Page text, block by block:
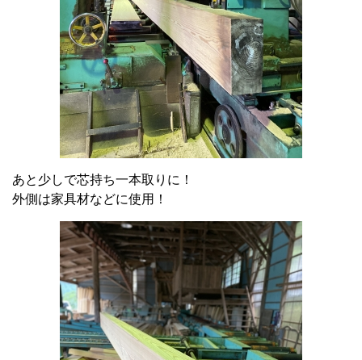
あと少しで芯持ち一本取りに！
外側は家具材などに使用！